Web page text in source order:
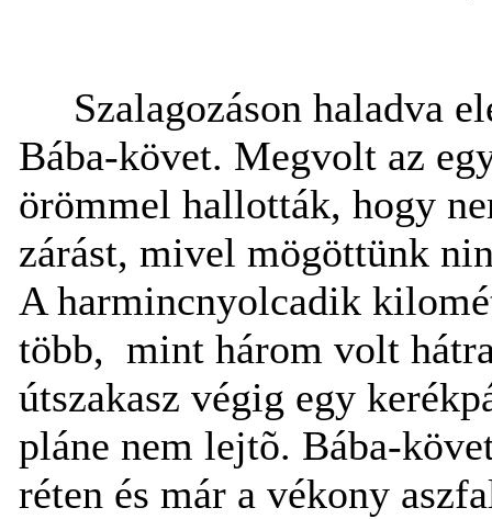
Szalagozáson haladva
Bába-követ. Megvolt az
örömmel hallották, hogy
zárást, mivel mögöttünk
A harmincnyolcadik
több, mint három volt
útszakasz végig egy
pláne nem lejtõ. Bába-
réten és már a vékony